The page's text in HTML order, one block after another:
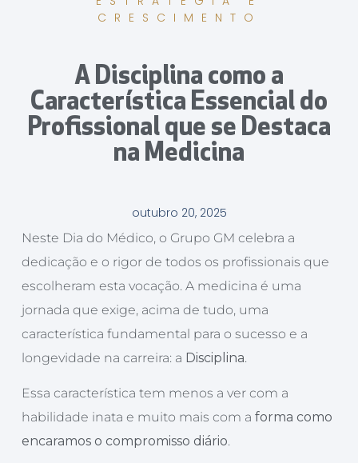
CRESCIMENTO
A Disciplina como a
Característica Essencial do
Profissional que se Destaca
na Medicina
outubro 20, 2025
Neste Dia do Médico, o Grupo GM celebra a
dedicação e o rigor de todos os profissionais que
escolheram esta vocação. A medicina é uma
jornada que exige, acima de tudo, uma
característica fundamental para o sucesso e a
longevidade na carreira: a Disciplina.
Essa característica tem menos a ver com a
habilidade inata e muito mais com a forma como
encaramos o compromisso diário.